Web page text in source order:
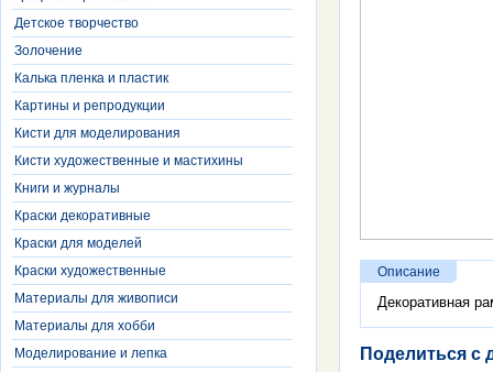
Детское творчество
Золочение
Калька пленка и пластик
Картины и репродукции
Кисти для моделирования
Кисти художественные и мастихины
Книги и журналы
Краски декоративные
Краски для моделей
Краски художественные
Материалы для живописи
Материалы для хобби
Моделирование и лепка
Описание
Декоративная
Поделиться с